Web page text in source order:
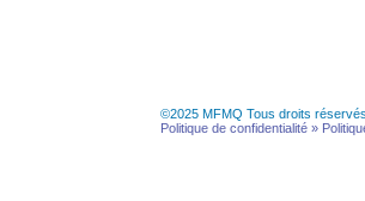
©2025 MFMQ Tous droits réservés
Politique de confidentialité »